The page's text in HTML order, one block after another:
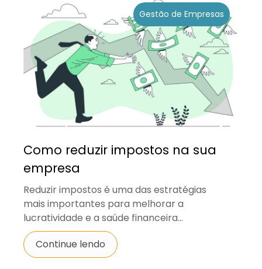
Gestão de Empresas
Como reduzir impostos na sua
empresa
Reduzir impostos é uma das estratégias
mais importantes para melhorar a
lucratividade e a saúde financeira...
Continue lendo